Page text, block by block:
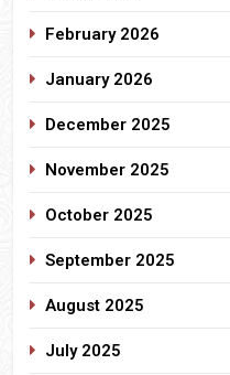
February 2026
January 2026
December 2025
November 2025
October 2025
September 2025
August 2025
July 2025